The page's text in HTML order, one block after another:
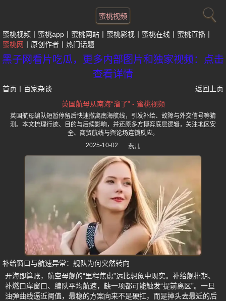
蜜桃视频
蜜桃视频 蜜桃app 蜜桃网站 蜜桃影视 蜜桃在线
蜜桃直播
蜜桃网
原创作者 热门话题
黑子网看片吃瓜，更多内部图片和独家视频：点击
查看详情
首页 百家杂谈
返回上页
英国航母从南海“溜了” - 蜜桃视频
英国航母编队短暂停留后快速撤离南海航线，引发补给、故障与外交信号等猜
测。本文梳理行迹、目的与后续影响，并还原多方博弈底层逻辑，关注地区安
全、商贸航线与舆论场连锁反应。
2025-10-02
燕儿
补给窗口与航速异常：舰队为何突然转向
开海即算账，航空母舰的“里程焦虑”远比想象中现实。补给舰排期、
补燃口岸窗口、编队平均航速，缺一项都可能触发“提前离区”。一旦
油弹曲线逼近阈值，最稳的方案向来不是硬扛，而是掉头去最近的后